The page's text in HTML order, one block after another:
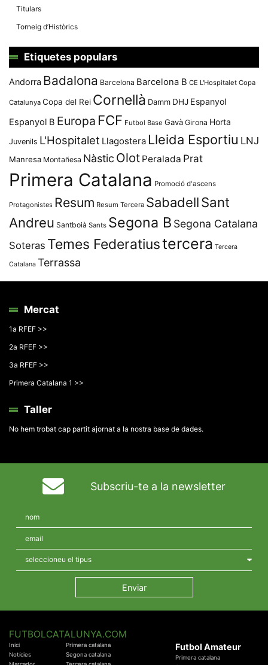
Titulars
Torneig d’Històrics
Etiquetes populars
Andorra Badalona Barcelona Barcelona B CE L'Hospitalet Copa
Catalunya Copa del Rei Cornellà Damm DHJ Espanyol
Espanyol B Europa FCF Futbol Base Gavà Girona Horta
Juvenils L'Hospitalet Llagostera Lleida Esportiu LNJ
Manresa Montañesa Nàstic Olot Peralada Prat
Primera Catalana Promoció d'ascens
Protagonistes Resum Resum Tercera SabadellSant
Andreu Santboià Sants Segona B Segona Catalana
Soteras Temes Federatiustercera Tercera
Catalana Terrassa
Mercat
1a RFEF >>
2a RFEF >>
3a RFEF >>
Primera Catalana 1 >>
Taller
No hem trobat cap partit ajornat a la nostra base de dades.
Subscriu-te a la newsletter
FUTBOLCATALUNYA.COM
Inici
Notícies
Primera catalana
Segona catalana
Futbol Amateur
Primera catalana